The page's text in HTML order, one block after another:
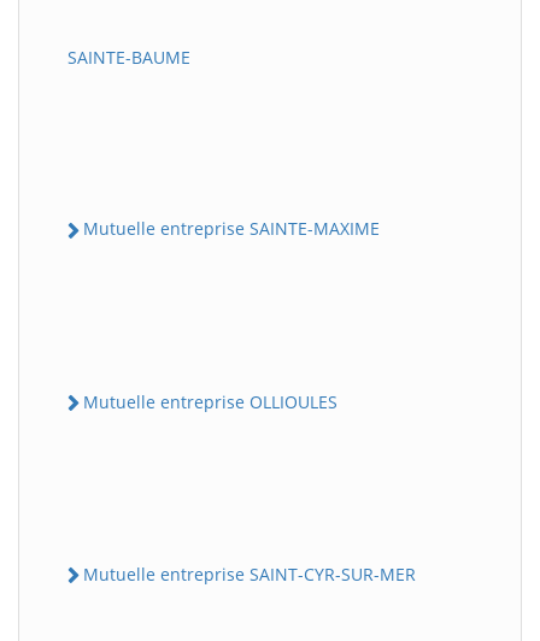
SAINTE-BAUME
Mutuelle entreprise SAINTE-MAXIME
Mutuelle entreprise OLLIOULES
Mutuelle entreprise SAINT-CYR-SUR-MER